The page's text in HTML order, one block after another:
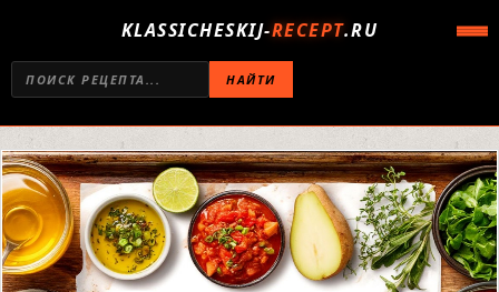
KLASSICHESKIJ-RECEPT.RU
НАЙТИ